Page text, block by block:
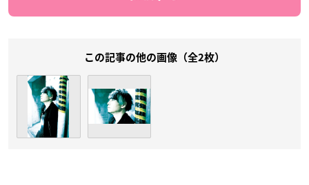
この記事の他の画像（全2枚）